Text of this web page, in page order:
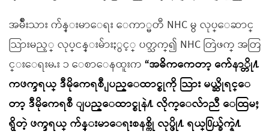
အမ်ိဳးသား က်န္းမာေရး ေကာ္မတီ NHC မွ လုပ္ေဆာင္
သြားမည့္ လုပ္ငန္းမ်ားႏွင့္ ပတ္သက္၍ NHC တြဲဖက္ အတြ
င္းေရးမႉး ၁ ေစာေနထူးက “အဓိကကေတာ့ က်ေနာ္တို႔
ကဖက္ဒရယ္ ဒီမိုကေရစီ ျပည္ေထာင္စုကို သြား မယ္ဆိုရင္ေ
တာ့ ဒီမိုကေရစီ ျပည္ေထာင္စုနဲ႔ လိုက္ေလ်ာညီ ေထြမႈ
ရွိတဲ့ ဖက္ဒရယ္ က်န္းမာေရးစနစ္ကို လုပ္ဖို႔ ရယ္႐ြယ္ခ်က္နဲ႔